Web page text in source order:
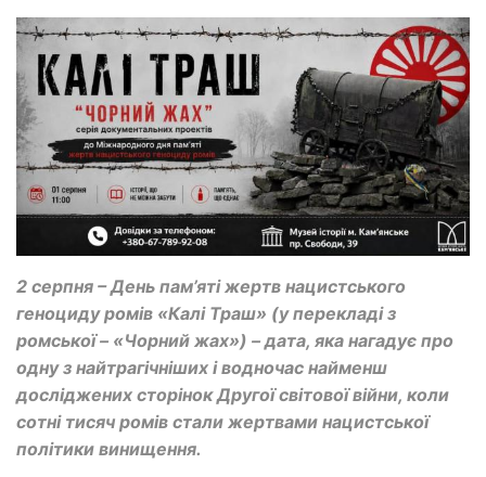
2 серпня – День пам’яті жертв нацистського
геноциду ромів «Калі Траш» (у перекладі з
ромської – «Чорний жах») – дата, яка нагадує про
одну з найтрагічніших і водночас найменш
досліджених сторінок Другої світової війни, коли
сотні тисяч ромів стали жертвами нацистської
політики винищення.